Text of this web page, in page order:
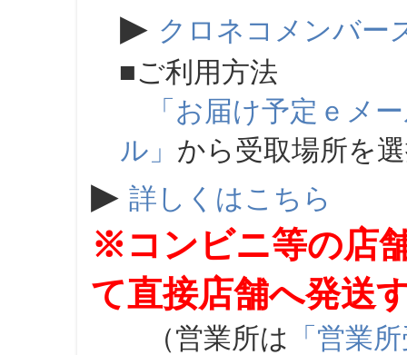
▶ クロネコメンバー
■ご利用方法
「お届け予定ｅメ
ル」 から受取場所を
▶ 詳しくはこちら
※コンビニ等の店
て直接店舗へ発送
（営業所は 「営業